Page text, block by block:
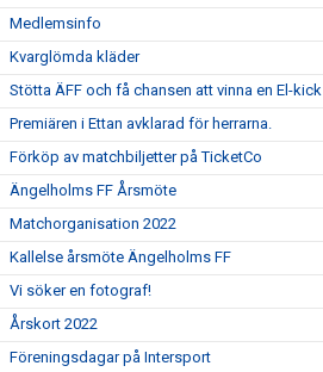
Medlemsinfo
Kvarglömda kläder
Stötta ÄFF och få chansen att vinna en El-kick
Premiären i Ettan avklarad för herrarna.
Förköp av matchbiljetter på TicketCo
Ängelholms FF Årsmöte
Matchorganisation 2022
Kallelse årsmöte Ängelholms FF
Vi söker en fotograf!
Årskort 2022
Föreningsdagar på Intersport